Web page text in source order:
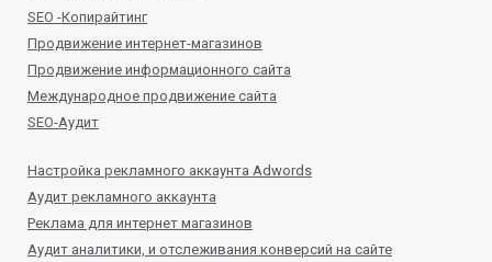
SEO -Копирайтинг
Продвижение интернет-магазинов
Продвижение информационного сайта
Международное продвижение сайта
SEO-Аудит
Настройка рекламного аккаунта Adwords
Аудит рекламного аккаунта
Реклама для интернет магазинов
Аудит аналитики, и отслеживания конверсий на сайте